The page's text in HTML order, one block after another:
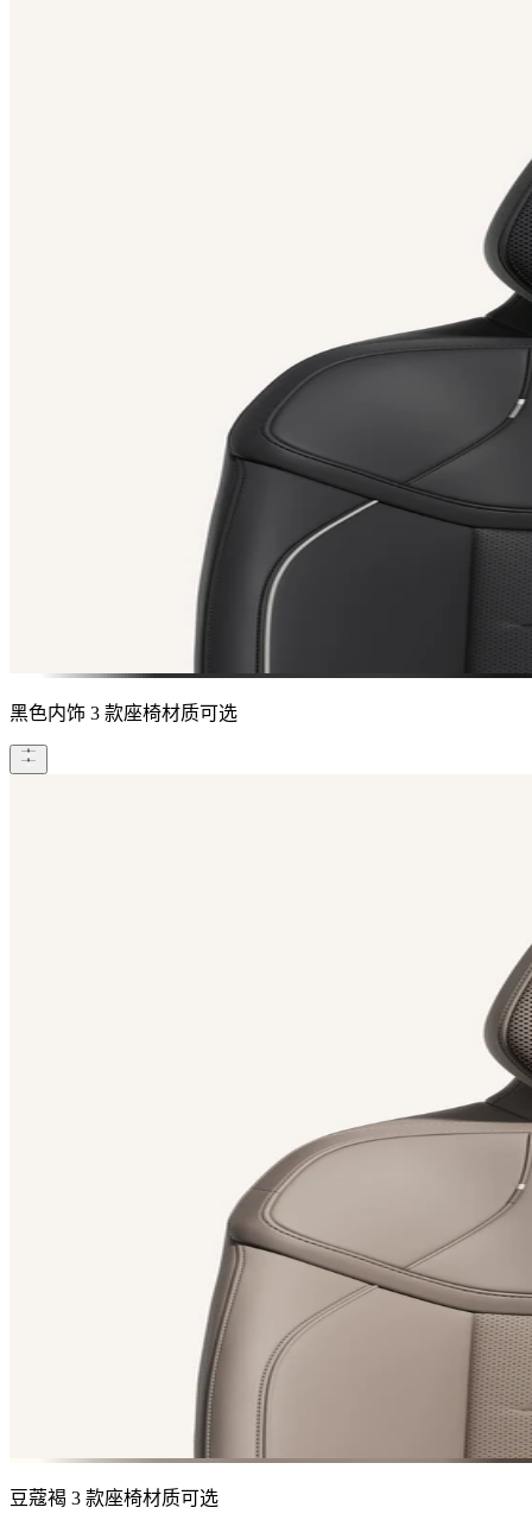
黑色内饰 3 款座椅材质可选
豆蔻褐 3 款座椅材质可选